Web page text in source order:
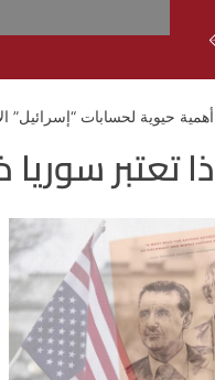
حيوية لحسابات “إسرائيل”
تعتبر